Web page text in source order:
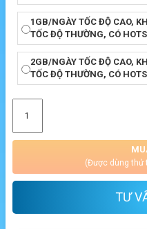
1GB/NGÀY TỐC ĐỘ CAO,
TỐC ĐỘ THƯỜNG, CÓ
2GB/NGÀY TỐC ĐỘ CAO,
TỐC ĐỘ THƯỜNG, CÓ
(Được dùng thử
TƯ